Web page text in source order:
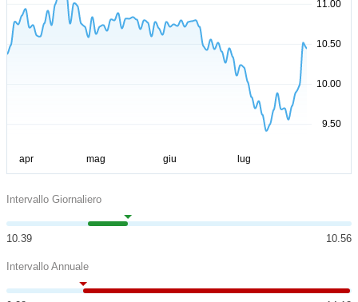
Intervallo Giornaliero
10.39 10.56
Intervallo Annuale